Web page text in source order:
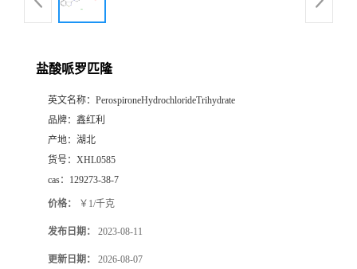
盐酸哌罗匹隆
英文名称： PerospironeHydrochlorideTrihydrate
品牌： 鑫红利
产地： 湖北
货号： XHL0585
cas： 129273-38-7
价格： ￥1/千克
发布日期： 2023-08-11
更新日期： 2026-08-07